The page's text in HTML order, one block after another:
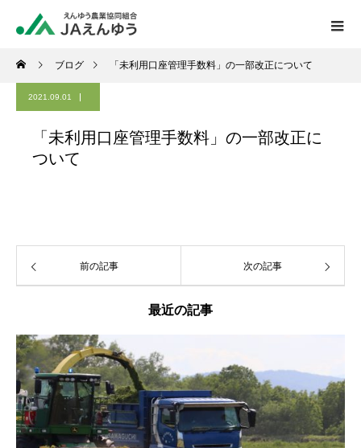
ブログ 「未利用口座管理手数料」の一部改正について
2021.09.01
「未利用口座管理手数料」の一部改正に
ついて
前の記事 次の記事
最近の記事